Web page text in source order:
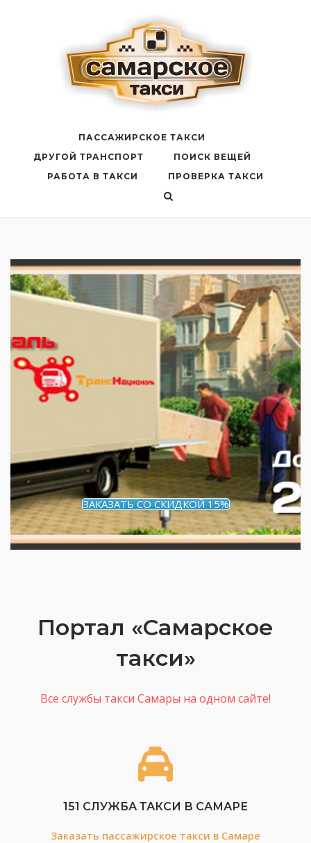
ПАССАЖИРСКОЕ ТАКСИ
ДРУГОЙ ТРАНСПОРТ
ПОИСК ВЕЩЕЙ
РАБОТА В ТАКСИ
ПРОВЕРКА ТАКСИ
ЗАКАЗАТЬ СО СКИДКОЙ 15%
Портал «Самарское
такси»
Все службы такси Самары на одном сайте!
151 СЛУЖБА ТАКСИ В САМАРЕ
Заказать пассажирское такси в Самаре